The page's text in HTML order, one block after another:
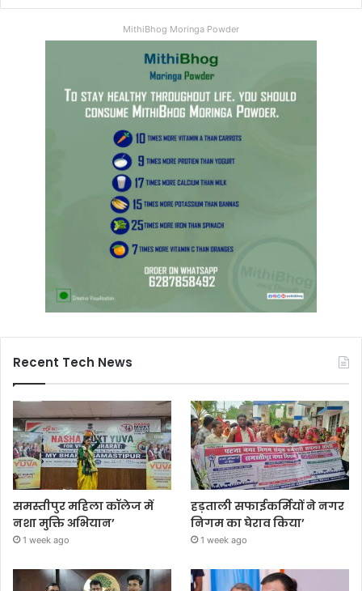
MithiBhog Moringa Powder
Recent Tech News
समस्तीपुर महिला कॉलेज में
नशा मुक्ति अभियान’
1 week ago
हड़ताली सफाईकर्मियों ने नगर
निगम का घेराव किया’
1 week ago